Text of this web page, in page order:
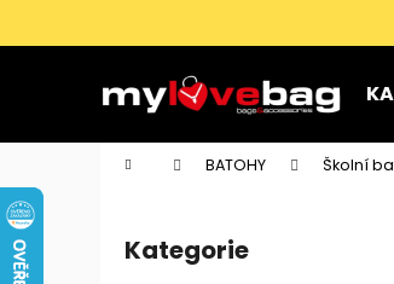
Domů BATOHY Školní
Přeskočit
kategorie
Kategorie
o
k